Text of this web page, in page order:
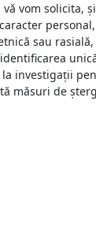
vom
sau
investigații
măsuri de